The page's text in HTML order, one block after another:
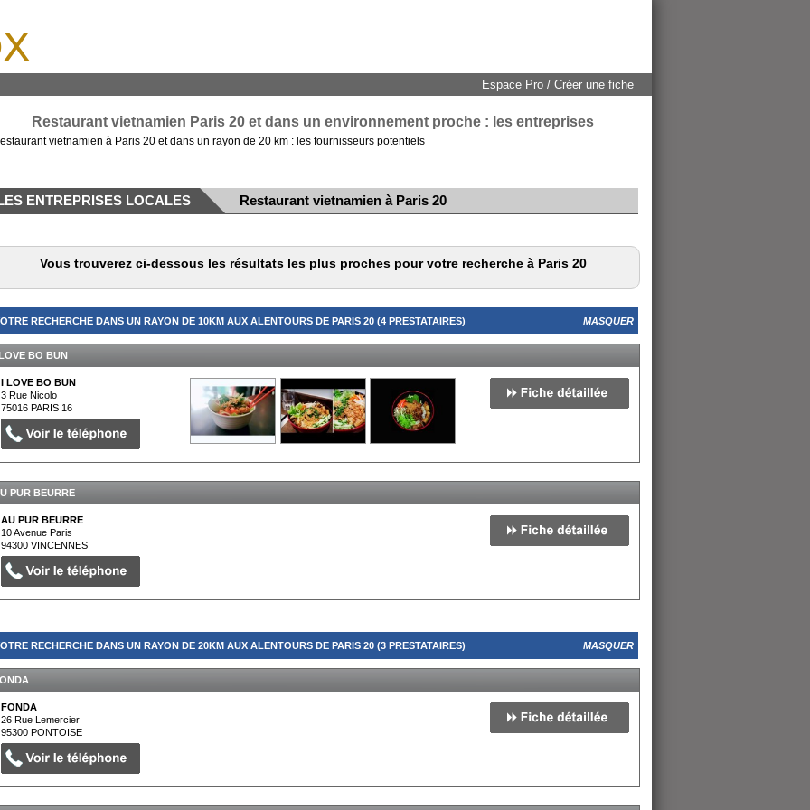
Espace Pro / Créer une fiche
Restaurant vietnamien Paris 20 et dans un environnement proche : les entreprises
vietnamien à Paris 20 et dans un rayon de 20 km : les fournisseurs potentiels
ENTREPRISES LOCALES Restaurant vietnamien à Paris 20
Vous trouverez ci-dessous les résultats les plus proches pour votre recherche à Paris 20
RECHERCHE DANS UN RAYON DE 10KM AUX ALENTOURS DE PARIS 20 (4 PRESTATAIRES) MASQUER
BO BUN
I LOVE BO BUN
3 Rue Nicolo
75016PARIS 16
PUR BEURRE
AU PUR BEURRE
10 Avenue Paris
94300VINCENNES
RECHERCHE DANS UN RAYON DE 20KM AUX ALENTOURS DE PARIS 20 (3 PRESTATAIRES) MASQUER
FONDA
26 Rue Lemercier
95300PONTOISE